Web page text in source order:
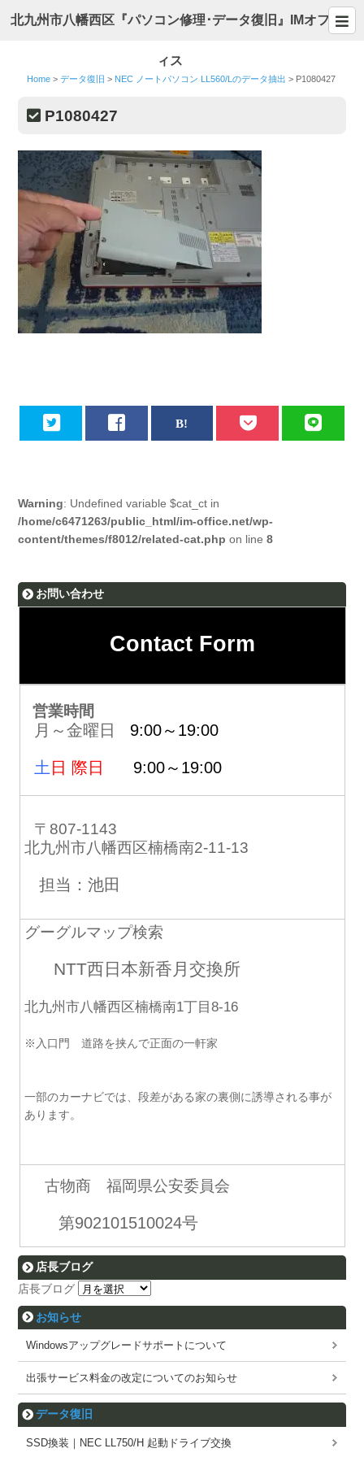
北九州市八幡西区『パソコン修理･データ復旧』IMオフ
ィス
Home >データ復旧 > NEC ノートパソコン LL560/Lのデータ抽出 > P1080427
P1080427
Warning: Undefined variable $cat_ct in
/home/c6471263/public_html/im-office.net/wp-
content/themes/f8012/related-cat.php on line8
お問い合わせ
Contact Form
営業時間
月～金曜日 9:00～19:00
土 日 際日 9:00～19:00
〒807-1143
北九州市八幡西区楠橋南2-11-13
担当：池田
グーグルマップ検索
NTT西日本新香月交換所
北九州市八幡西区楠橋南1丁目8-16
※入口門 道路を挟んで正面の一軒家
一部のカーナビでは、段差がある家の裏側に誘導される事が
あります。
古物商 福岡県公安委員会
第902101510024号
店長ブログ
店長ブログ
お知らせ
Windowsアップグレードサポートについて
出張サービス料金の改定についてのお知らせ
データ復旧
SSD換装｜NEC LL750/H 起動ドライブ交換